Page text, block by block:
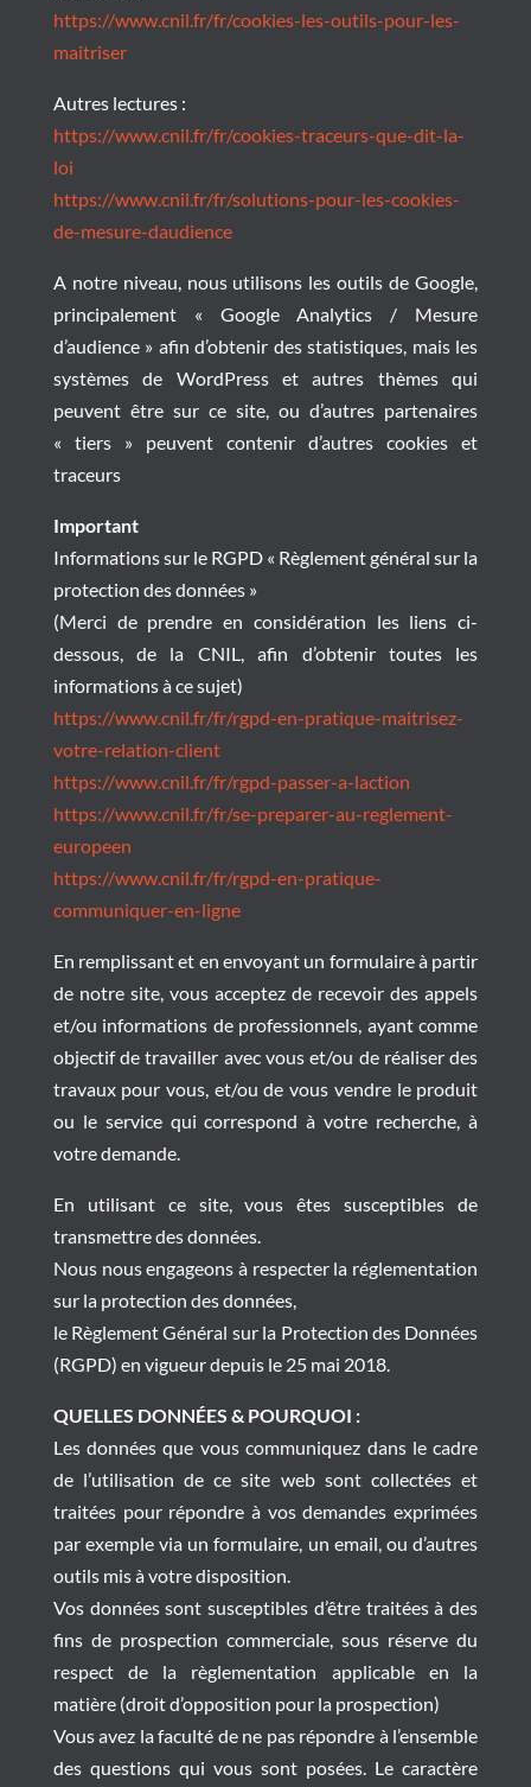
https://www.cnil.fr/fr/cookies-les-outils-pour-les-
maitriser
Autres lectures :
https://www.cnil.fr/fr/cookies-traceurs-que-dit-la-
loi
https://www.cnil.fr/fr/solutions-pour-les-cookies-
de-mesure-daudience
A notre niveau, nous utilisons les outils de Google,
principalement « Google Analytics / Mesure
d’audience » afin d’obtenir des statistiques, mais les
systèmes de WordPress et autres thèmes qui
peuvent être sur ce site, ou d’autres partenaires
« tiers » peuvent contenir d’autres cookies et
traceurs
Important
Informations sur le RGPD « Règlement général sur la
protection des données »
(Merci de prendre en considération les liens ci-
dessous, de la CNIL, afin d’obtenir toutes les
informations à ce sujet)
https://www.cnil.fr/fr/rgpd-en-pratique-maitrisez-
votre-relation-client
https://www.cnil.fr/fr/rgpd-passer-a-laction
https://www.cnil.fr/fr/se-preparer-au-reglement-
europeen
https://www.cnil.fr/fr/rgpd-en-pratique-
communiquer-en-ligne
En remplissant et en envoyant un formulaire à partir
de notre site, vous acceptez de recevoir des appels
et/ou informations de professionnels, ayant comme
objectif de travailler avec vous et/ou de réaliser des
travaux pour vous, et/ou de vous vendre le produit
ou le service qui correspond à votre recherche, à
votre demande.
En utilisant ce site, vous êtes susceptibles de
transmettre des données.
Nous nous engageons à respecter la réglementation
sur la protection des données,
le Règlement Général sur la Protection des Données
(RGPD) en vigueur depuis le 25 mai 2018.
QUELLES DONNÉES & POURQUOI :
Les données que vous communiquez dans le cadre
de l’utilisation de ce site web sont collectées et
traitées pour répondre à vos demandes exprimées
par exemple via un formulaire, un email, ou d’autres
outils mis à votre disposition.
Vos données sont susceptibles d’être traitées à des
fins de prospection commerciale, sous réserve du
respect de la règlementation applicable en la
matière (droit d’opposition pour la prospection)
Vous avez la faculté de ne pas répondre à l’ensemble
des questions qui vous sont posées. Le caractère